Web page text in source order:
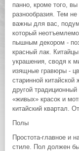
панно, кроме того,
разнообразия. Тем
важны для вас,
который
пышным декором -
красный лак.
украшения, сводя к
изящные гравюры -
старинной
другой
«живых» красок и
китайский квартал.
Полы
Простота-главное и
стиле. Пол должен